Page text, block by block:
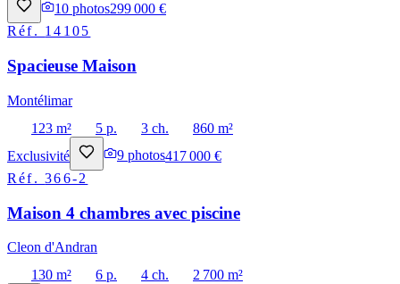
10 photos299 000 €
Réf. 14105
Spacieuse Maison
Montélimar
123 m²
5 p. 3 ch.
860 m²
Exclusivité
9 photos417 000 €
Réf.366-2
Maison 4 chambres avec piscine
Cleon d'Andran
130 m²
6 p. 4 ch.
2 700 m²